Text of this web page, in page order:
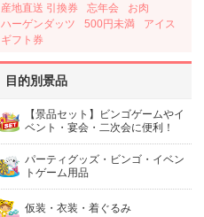
産地直送 引換券
忘年会
お肉
ハーゲンダッツ
500円未満
アイス
ギフト券
目的別景品
【景品セット】ビンゴゲームやイ
ベント・宴会・二次会に便利！
パーティグッズ・ビンゴ・イベン
トゲーム用品
仮装・衣装・着ぐるみ